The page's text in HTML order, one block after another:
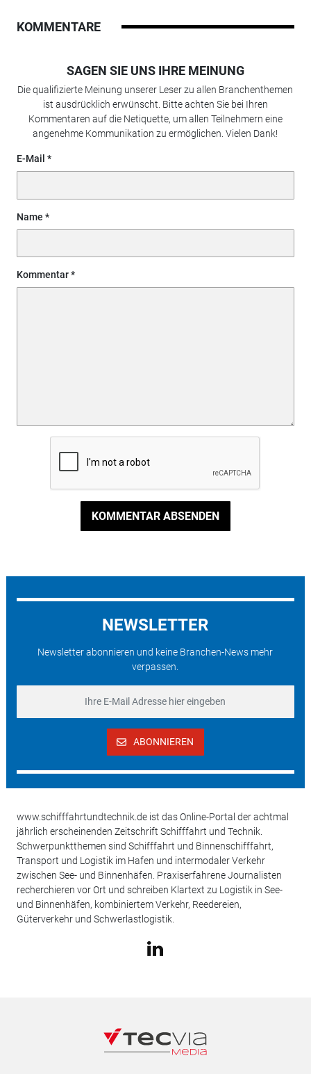
KOMMENTARE
SAGEN SIE UNS IHRE MEINUNG
Die qualifizierte Meinung unserer Leser zu allen Branchenthemen
ist ausdrücklich erwünscht. Bitte achten Sie bei Ihren
Kommentaren auf die Netiquette, um allen Teilnehmern eine
angenehme Kommunikation zu ermöglichen. Vielen Dank!
E-Mail
Name
Kommentar
KOMMENTAR ABSENDEN
NEWSLETTER
Newsletter abonnieren und keine Branchen-News mehr
verpassen.
ABONNIEREN
www.schifffahrtundtechnik.de ist das Online-Portal der achtmal
jährlich erscheinenden Zeitschrift Schifffahrt und Technik.
Schwerpunktthemen sind Schifffahrt und Binnenschifffahrt,
Transport und Logistik im Hafen und intermodaler Verkehr
zwischen See- und Binnenhäfen. Praxiserfahrene Journalisten
recherchieren vor Ort und schreiben Klartext zu Logistik in See-
und Binnenhäfen, kombiniertem Verkehr, Reedereien,
Güterverkehr und Schwerlastlogistik.